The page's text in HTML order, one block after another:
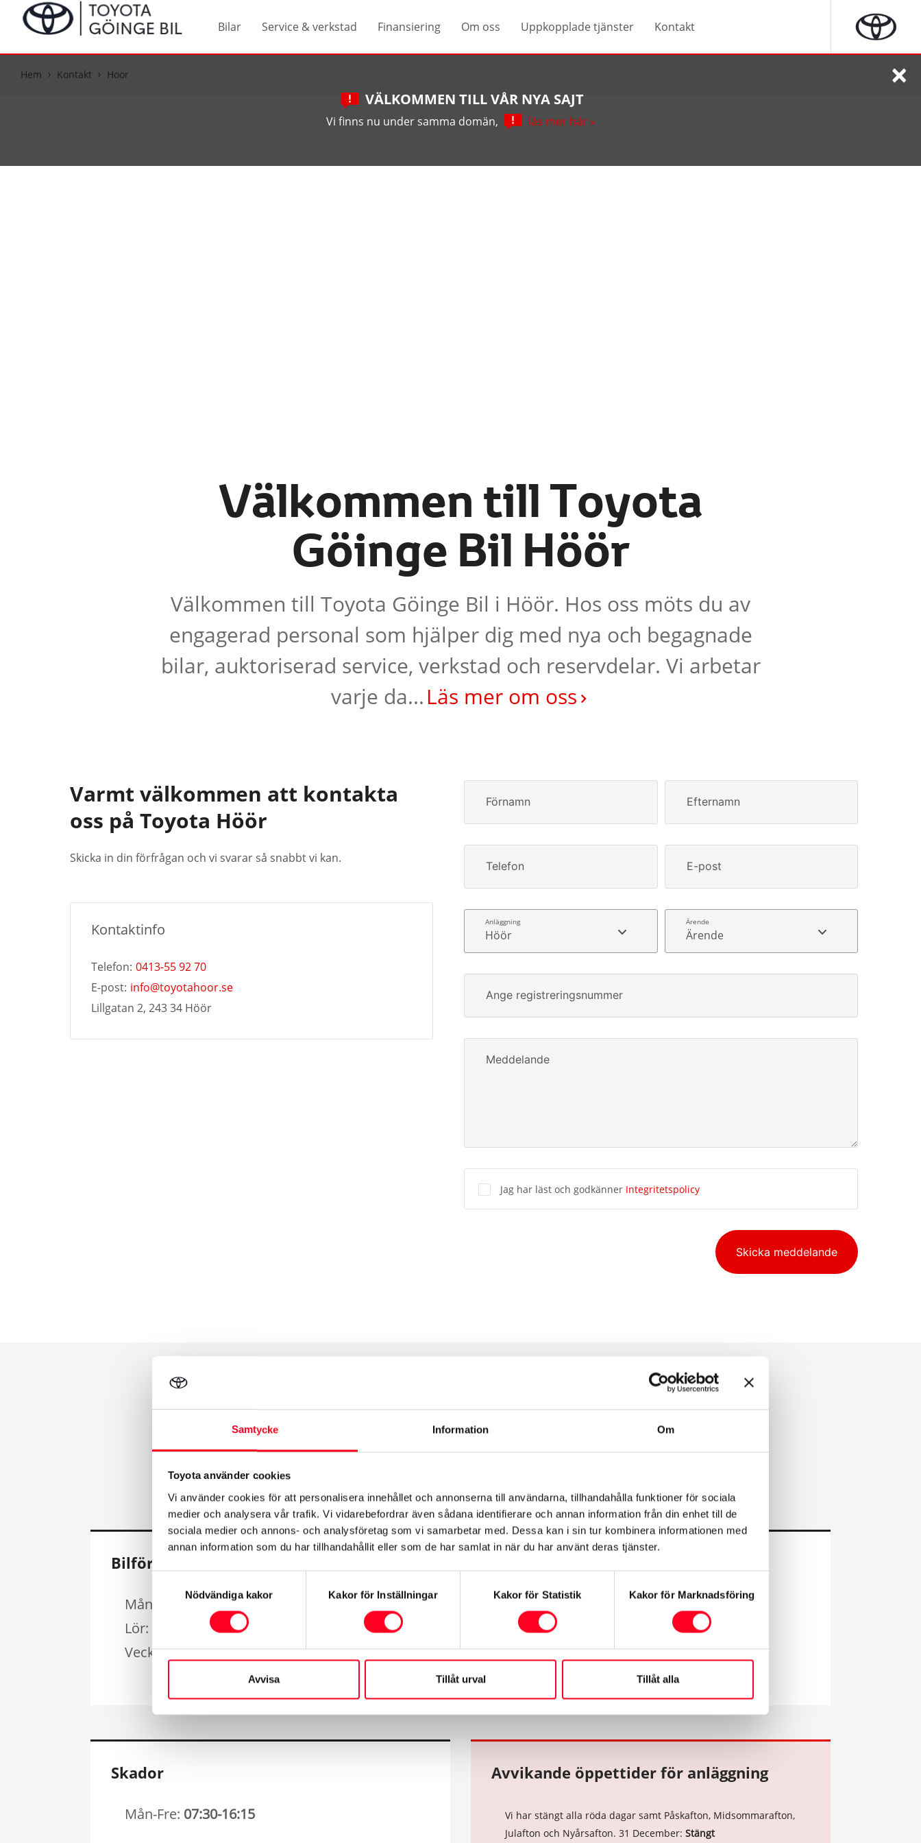
Samtycke Information Om
Toyota använder cookies
Vi använder cookies för att personalisera innehållet och annonserna till användarna, tillhandahålla funktioner för sociala
medier och analysera vår trafik. Vi vidarebefordrar även sådana identifierare och annan information från din enhet till de
sociala medier och annons- och analysföretag som vi samarbetar med. Dessa kan i sin tur kombinera informationen med
annan information som du har tillhandahållit eller som de har samlat in när du har använt deras tjänster.
Nödvändiga kakor
Kakor för Inställningar Kakor för Statistik Kakor för Marknadsföring
Avvisa Tillåt urval Tillåt alla
Bilar Service & verkstad Finansiering Om oss Uppkopplade tjänster Kontakt
Hem Kontakt Hoor
VÄLKOMMEN TILL VÅR NYA SAJT
Vi finns nu under samma domän, läs mer här »
×
Välkommen till Toyota
Göinge Bil Höör
Välkommen till Toyota Göinge Bil i Höör. Hos oss möts du av
engagerad personal som hjälper dig med nya och begagnade
bilar, auktoriserad service, verkstad och reservdelar. Vi arbetar
varje da...Läs mer om oss
Varmt välkommen att kontakta
oss på Toyota Höör
Skicka in din förfrågan och vi svarar så snabbt vi kan.
Kontaktinfo
Telefon: 0413-55 92 70
E-post: info@toyotahoor.se
Lillgatan 2, 243 34 Höör
Förnamn Efternamn
Telefon E-post
Höör Ärende
Ange registreringsnummer
Meddelande
Jag har läst och godkänner Integritetspolicy
Skicka meddelande
Öppettider
Bilförsäljning
Mån-Fre:
09:00-18:00
Lör:
11:00-15:00
Vecka 25-33 Lör:Stängt
Mån-Fre:07:30-16:15
Skador
Mån-Fre: 07:30-16:15
Avvikande öppettider för anläggning
Vi har stängt alla röda dagar samt Påskafton, Midsommarafton,
Julafton och Nyårsafton. 31 December: Stängt